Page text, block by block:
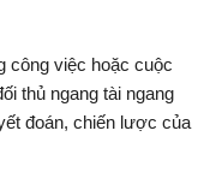
công việc hoặc cuộc
thủ ngang tài ngang
đoán, chiến lược của